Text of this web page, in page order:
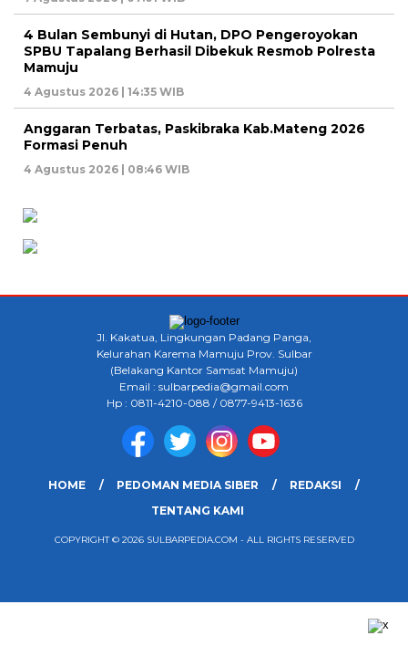
4 Bulan Sembunyi di Hutan, DPO Pengeroyokan
SPBU Tapalang Berhasil Dibekuk Resmob Polresta
Mamuju
4 Agustus 2026 | 14:35 WIB
Anggaran Terbatas, Paskibraka Kab.Mateng 2026
Formasi Penuh
4 Agustus 2026 | 08:46 WIB
Jl. Kakatua, Lingkungan Padang Panga,
Kelurahan Karema Mamuju Prov. Sulbar
(Belakang Kantor Samsat Mamuju)
Email : sulbarpedia@gmail.com
Hp : 0811-4210-088 / 0877-9413-1636
HOME PEDOMAN MEDIA SIBER
REDAKSI
TENTANG KAMI
COPYRIGHT © 2026 SULBARPEDIA.COM - ALL RIGHTS RESERVED